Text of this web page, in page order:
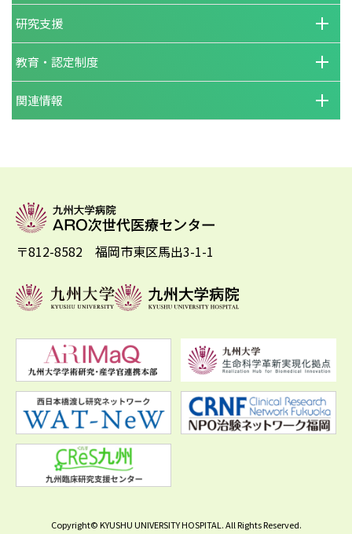
研究支援
教育・認定制度
関連情報
〒812-8582 福岡市東区馬出3-1-1
Copyright© KYUSHU UNIVERSITY HOSPITAL. All Rights Reserved.